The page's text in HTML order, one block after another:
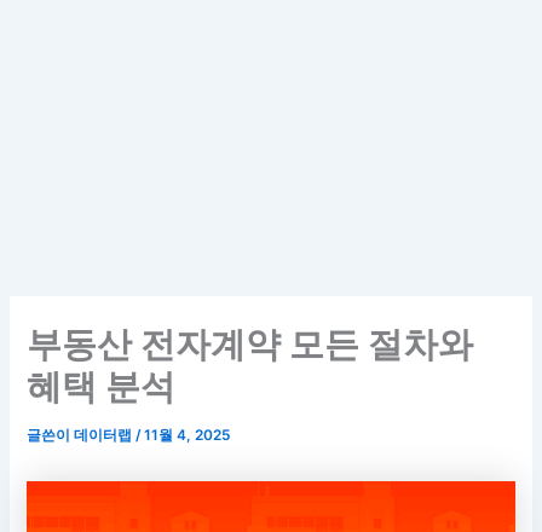
부동산 전자계약 모든 절차와
혜택 분석
글쓴이데이터랩/11월 4, 2025